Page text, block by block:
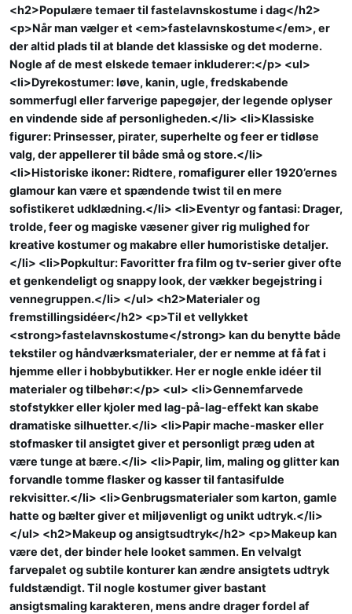
<h2>Populære temaer til fastelavnskostume i dag</h2>
<p>Når man vælger et <em>fastelavnskostume</em>, er
der altid plads til at blande det klassiske og det moderne.
Nogle af de mest elskede temaer inkluderer:</p> <ul>
<li>Dyrekostumer: løve, kanin, ugle, fredskabende
sommerfugl eller farverige papegøjer, der legende oplyser
en vindende side af personligheden.</li> <li>Klassiske
figurer: Prinsesser, pirater, superhelte og feer er tidløse
valg, der appellerer til både små og store.</li>
<li>Historiske ikoner: Ridtere, romafigurer eller 1920’ernes
glamour kan være et spændende twist til en mere
sofistikeret udklædning.</li> <li>Eventyr og fantasi: Drager,
trolde, feer og magiske væsener giver rig mulighed for
kreative kostumer og makabre eller humoristiske detaljer.
</li> <li>Popkultur: Favoritter fra film og tv-serier giver ofte
et genkendeligt og snappy look, der vækker begejstring i
vennegruppen.</li> </ul> <h2>Materialer og
fremstillingsidéer</h2> <p>Til et vellykket
<strong>fastelavnskostume</strong> kan du benytte både
tekstiler og håndværksmaterialer, der er nemme at få fat i
hjemme eller i hobbybutikker. Her er nogle enkle idéer til
materialer og tilbehør:</p> <ul> <li>Gennemfarvede
stofstykker eller kjoler med lag-på-lag-effekt kan skabe
dramatiske silhuetter.</li> <li>Papir mache-masker eller
stofmasker til ansigtet giver et personligt præg uden at
være tunge at bære.</li> <li>Papir, lim, maling og glitter kan
forvandle tomme flasker og kasser til fantasifulde
rekvisitter.</li> <li>Genbrugsmaterialer som karton, gamle
hatte og bælter giver et miljøvenligt og unikt udtryk.</li>
</ul> <h2>Makeup og ansigtsudtryk</h2> <p>Makeup kan
være det, der binder hele looket sammen. En velvalgt
farvepalet og subtile konturer kan ændre ansigtets udtryk
fuldstændigt. Til nogle kostumer giver bastant
ansigtsmaling karakteren, mens andre drager fordel af